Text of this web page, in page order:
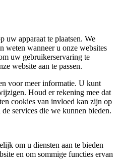
uw apparaat te plaatsen. We
weten wanneer u onze websites
uw gebruikerservaring te
website aan te passen.
voor meer informatie. U kunt
Houd er rekening mee dat
cookies van invloed kan zijn op
services die we kunnen bieden.
om u diensten aan te bieden
en om sommige functies ervan